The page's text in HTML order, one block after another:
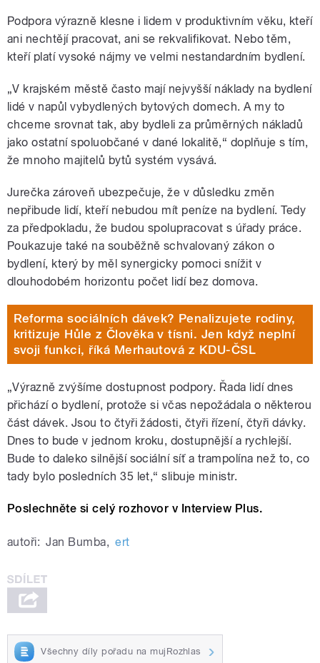
Podpora výrazně klesne i lidem v produktivním věku, kteří
ani nechtějí pracovat, ani se rekvalifikovat. Nebo těm,
kteří platí vysoké nájmy ve velmi nestandardním bydlení.
„V krajském městě často mají nejvyšší náklady na bydlení
lidé v napůl vybydlených bytových domech. A my to
chceme srovnat tak, aby bydleli za průměrných nákladů
jako ostatní spoluobčané v dané lokalitě,“ doplňuje s tím,
že mnoho majitelů bytů systém vysává.
Jurečka zároveň ubezpečuje, že v důsledku změn
nepřibude lidí, kteří nebudou mít peníze na bydlení. Tedy
za předpokladu, že budou spolupracovat s úřady práce.
Poukazuje také na souběžně schvalovaný zákon o
bydlení, který by měl synergicky pomoci snížit v
dlouhodobém horizontu počet lidí bez domova.
Reforma sociálních dávek? Penalizujete rodiny,
kritizuje Hůle z Člověka v tísni. Jen když neplní
svoji funkci, říká Merhautová z KDU-ČSL
„Výrazně zvýšíme dostupnost podpory. Řada lidí dnes
přichází o bydlení, protože si včas nepožádala o některou
část dávek. Jsou to čtyři žádosti, čtyři řízení, čtyři dávky.
Dnes to bude v jednom kroku, dostupnější a rychlejší.
Bude to daleko silnější sociální síť a trampolína než to, co
tady bylo posledních 35 let,“ slibuje ministr.
Poslechněte si celý rozhovor v Interview Plus.
autoři: Jan Bumba, ert
Všechny díly pořadu na mujRozhlas